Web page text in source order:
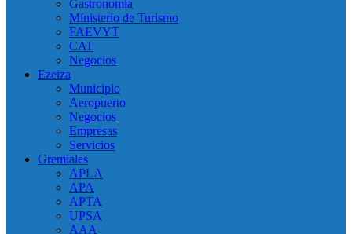
Gastronomía
Ministerio de Turismo
FAEVYT
CAT
Negocios
Ezeiza
Municipio
Aeropuerto
Negocios
Empresas
Servicios
Gremiales
APLA
APA
APTA
UPSA
AAA